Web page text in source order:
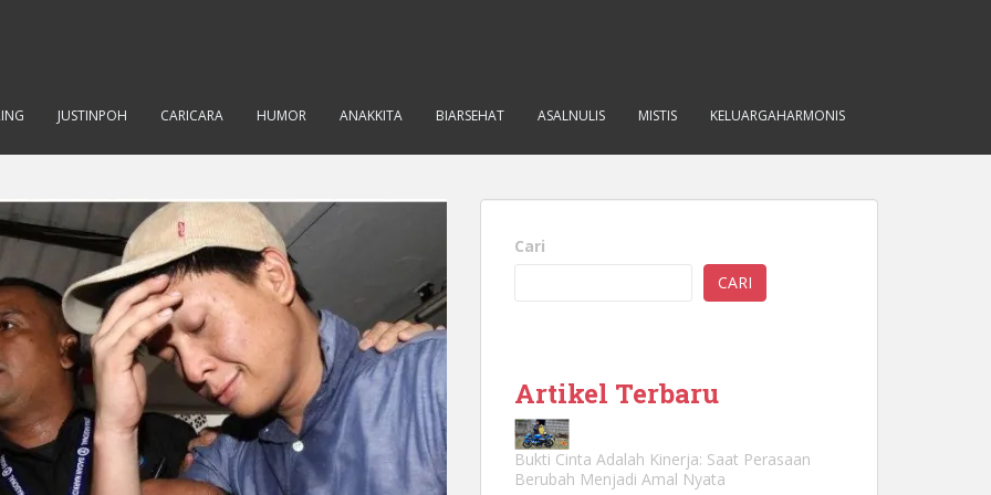
JUSTINPOH CARICARA HUMOR ANAKKITA BIARSEHAT ASALNULIS MISTIS KELUARGAHARMONIS
Cari
CARI
Artikel Terbaru
Bukti Cinta Adalah Kinerja: Saat Perasaan
Berubah Menjadi Amal Nyata